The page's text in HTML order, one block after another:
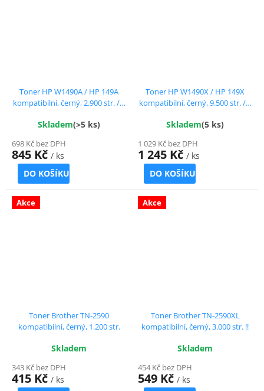
Toner HP W1490A / HP 149A
kompatibilní, černý, 2.900 str. / s
Skladem(>5 ks)
698 Kč bez DPH
845 Kč / ks
DO KOŠÍKU
Toner HP W1490X / HP 149X
kompatibilní, černý, 9.500 str. / s
Skladem(5 ks)
1 029 Kč bez DPH
1 245 Kč / ks
DO KOŠÍKU
Akce
Toner Brother TN-2590
kompatibilní, černý, 1.200 str.
Skladem
343 Kč bez DPH
415 Kč / ks
Akce
Toner Brother TN-2590XL
kompatibilní, černý, 3.000 str. !!
Skladem
454 Kč bez DPH
549 Kč / ks